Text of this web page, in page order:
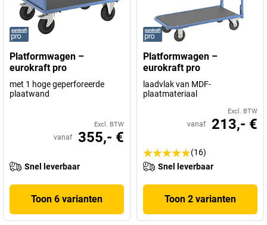
Platformwagen –
eurokraft pro
met 1 hoge geperforeerde
plaatwand
Excl. BTW
vanaf 355,- €
Snel leverbaar
Toon 6 varianten
Platformwagen –
eurokraft pro
laadvlak van MDF-
plaatmateriaal
Excl. BTW
vanaf 213,- €
(16)
Snel leverbaar
Toon 2 varianten